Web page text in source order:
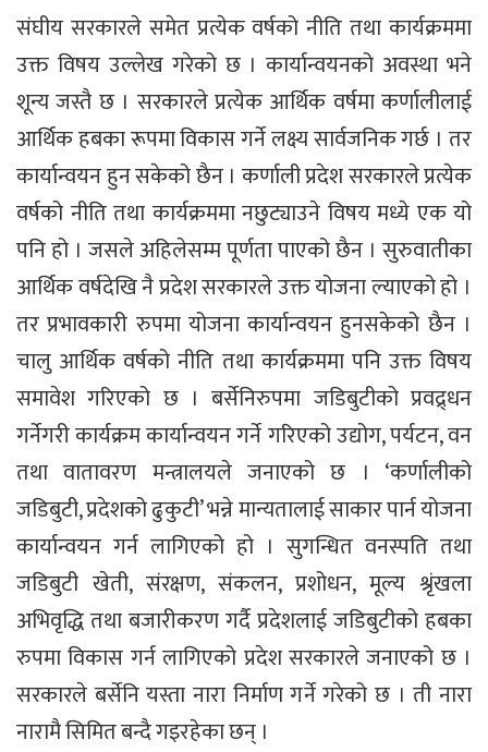
संघीय सरकारले समेत प्रत्येक वर्षको नीति तथा कार्यक्रममा
उक्त विषय उल्लेख गरेको छ । कार्यान्वयनको अवस्था भने
शून्य जस्तै छ । सरकारले प्रत्येक आर्थिक वर्षमा कर्णालीलाई
आर्थिक हबका रूपमा विकास गर्ने लक्ष्य सार्वजनिक गर्छ । तर
कार्यान्वयन हुन सकेको छैन । कर्णाली प्रदेश सरकारले प्रत्येक
वर्षको नीति तथा कार्यक्रममा नछुट्याउने विषय मध्ये एक यो
पनि हो । जसले अहिलेसम्म पूर्णता पाएको छैन । सुरुवातीका
आर्थिक वर्षदेखि नै प्रदेश सरकारले उक्त योजना ल्याएको हो ।
तर प्रभावकारी रुपमा योजना कार्यान्वयन हुनसकेको छैन ।
चालु आर्थिक वर्षको नीति तथा कार्यक्रममा पनि उक्त विषय
समावेश गरिएको छ । बर्सेनिरुपमा जडिबुटीको प्रवद्र्धन
गर्नेगरी कार्यक्रम कार्यान्वयन गर्ने गरिएको उद्योग, पर्यटन, वन
तथा वातावरण मन्त्रालयले जनाएको छ । ‘कर्णालीको
जडिबुटी, प्रदेशको ढुकुटी’ भन्ने मान्यतालाई साकार पार्न योजना
कार्यान्वयन गर्न लागिएको हो । सुगन्धित वनस्पति तथा
जडिबुटी खेती, संरक्षण, संकलन, प्रशोधन, मूल्य श्रृंखला
अभिवृद्धि तथा बजारीकरण गर्दै प्रदेशलाई जडिबुटीको हबका
रुपमा विकास गर्न लागिएको प्रदेश सरकारले जनाएको छ ।
सरकारले बर्सेनि यस्ता नारा निर्माण गर्ने गरेको छ । ती नारा
नारामै सिमित बन्दै गइरहेका छन् ।